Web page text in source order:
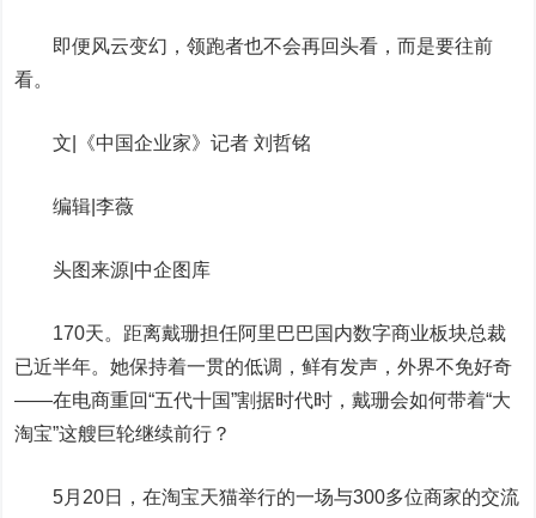
即便风云变幻，领跑者也不会再回头看，而是要往前
看。
文|《中国企业家》记者 刘哲铭
编辑|李薇
头图来源|中企图库
170天。距离戴珊担任阿里巴巴国内数字商业板块总裁
已近半年。她保持着一贯的低调，鲜有发声，外界不免好奇
——在电商重回“五代十国”割据时代时，戴珊会如何带着“大
淘宝”这艘巨轮继续前行？
5月20日，在淘宝天猫举行的一场与300多位商家的交流